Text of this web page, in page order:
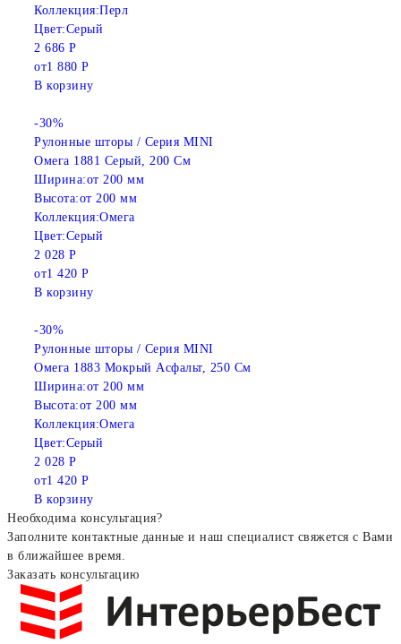
Коллекция:Перл
Цвет:Серый
2 686 Р
от1 880 Р
В корзину
-30%
Рулонные шторы / Серия MINI
Омега 1881 Серый, 200 См
Ширина:от 200 мм
Высота:от 200 мм
Коллекция:Омега
Цвет:Серый
2 028 Р
от1 420 Р
В корзину
-30%
Рулонные шторы / Серия MINI
Омега 1883 Мокрый Асфальт, 250 См
Ширина:от 200 мм
Высота:от 200 мм
Коллекция:Омега
Цвет:Серый
2 028 Р
от1 420 Р
В корзину
Необходима консультация?
Заполните контактные данные и наш специалист свяжется с Вами
в ближайшее время.
Заказать консультацию